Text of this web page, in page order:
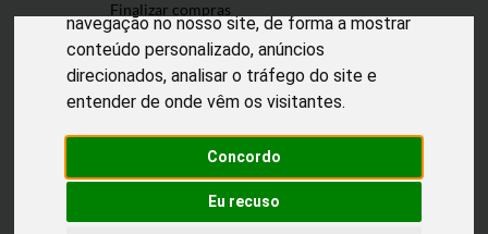
navegação no nosso site, de forma a mostrar
conteúdo personalizado, anúncios
direcionados, analisar o tráfego do site e
entender de onde vêm os visitantes.
Concordo
Eu recuso
Finalizar compras
Desenvolvido porPuxe Negócios
@2022 Incomedicura. Todos os direitos
reservados.